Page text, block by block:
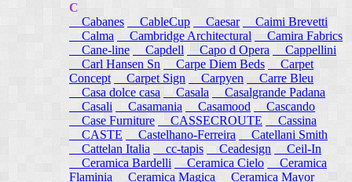
C
Cabanes
CableCup Caesar
Caimi Brevetti
Calma
Cambridge Architectural
Camira Fabrics
Cane-line
Capdell Capo d Opera
Cappellini
Carl Hansen Sn
Carpe Diem Beds
Carpet
Concept
Carpet Sign Carpyen
Carre Bleu
Casa dolce casa
Casala
Casalgrande Padana
Casali
Casamania Casamood
Cascando
Case Furniture
CASSECROUTE
Cassina
CASTE
Castelhano-Ferreira
Catellani Smith
Cattelan Italia
cc-tapis Ceadesign
Ceil-In
Ceramica Bardelli
Ceramica Cielo
Ceramica
Flaminia
Ceramica Magica
Ceramica Mayor